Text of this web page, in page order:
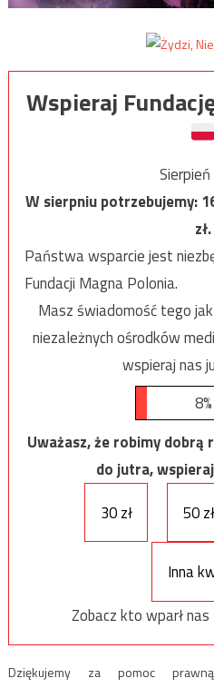
Wspieraj
W sierpniu potrzebujemy:
zł.
Państwa wsparcie jest
Fundacji Magna Polonia.
Masz świadomość tego
niezależnych ośrodków
wspieraj nas
8%
Uważasz, że robimy dobrą
do jutra,
30 zł
50 zł
Inna
Zobacz kto wparł
Dziękujemy za pomoc